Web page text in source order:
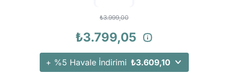
₺3.999,00
₺3.799,05
+ %5 Havale İndirimi ₺3.609,10